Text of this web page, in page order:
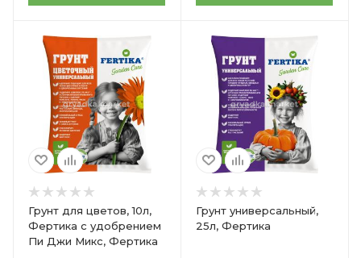
Грунт для цветов, 10л,
Фертика с удобрением
Пи Джи Микс, Фертика
Грунт универсальный,
25л, Фертика